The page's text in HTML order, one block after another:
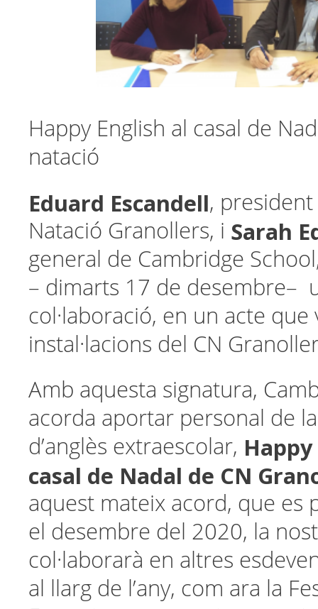
Happy English al casal de
natació
Eduard Escandell,
Natació Granollers, i Sarah
general de Cambridge
– dimarts 17 de desembre–
col·laboració, en un acte
instal·lacions del CN
Amb aquesta signatura,
acorda aportar personal de
d’anglès extraescolar,
casal de Nadal de CN
aquest mateix acord, que es
el desembre del 2020, la
col·laborarà en altres
al llarg de l’any, com ara la